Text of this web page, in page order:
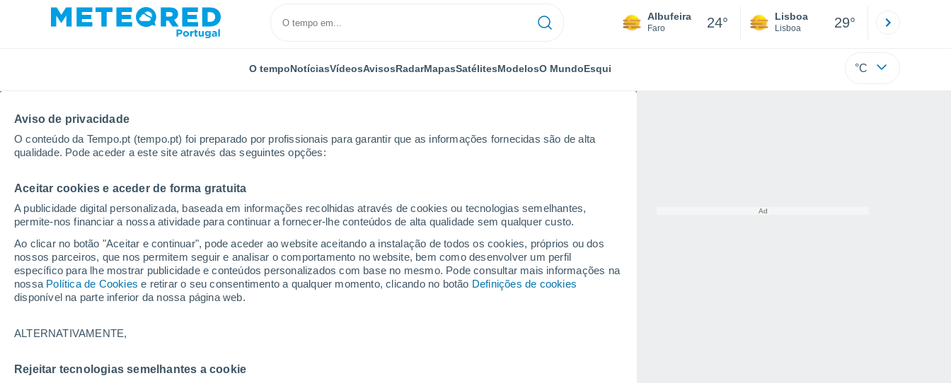
Aviso de privacidade
O conteúdo da Tempo.pt (tempo.pt) foi preparado por profissionais para garantir que as informações fornecidas são de alta
qualidade. Pode aceder a este site através das seguintes opções:
Aceitar cookies e aceder de forma gratuita
A publicidade digital personalizada, baseada em informações recolhidas através de cookies ou tecnologias semelhantes,
permite-nos financiar a nossa atividade para continuar a fornecer-lhe conteúdos de alta qualidade sem qualquer custo.
Ao clicar no botão "Aceitar e continuar", pode aceder ao website aceitando a instalação de todos os cookies, próprios ou dos
nossos parceiros, que nos permitem seguir e analisar o comportamento no website, bem como desenvolver um perfil
específico para lhe mostrar publicidade e conteúdos personalizados com base no mesmo. Pode consultar mais informações na
nossa Política de Cookies e retirar o seu consentimento a qualquer momento, clicando no botão Definições de cookies
disponível na parte inferior da nossa página web.
ALTERNATIVAMENTE,
Rejeitar tecnologias semelhantes a cookie
Albufeira
Faro 24° Lisboa
Lisboa 29°
O tempoNotíciasVídeosAvisosRadarMapasSatélitesModelosO MundoEsqui °C
Início Distrito de Évora Localidades
O tempo em todos os lugares do Distrito de
Évora
O tempo em todos os lugares do Distrito de Évora